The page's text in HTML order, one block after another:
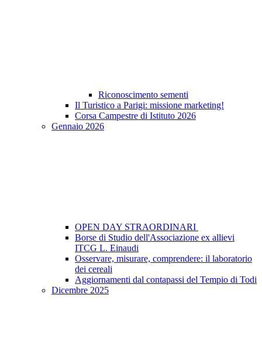
Riconoscimento sementi
Il Turistico a Parigi: missione marketing!
Corsa Campestre di Istituto 2026
Gennaio 2026
OPEN DAY STRAORDINARI
Borse di Studio dell'Associazione ex allievi
ITCG L. Einaudi
Osservare, misurare, comprendere: il laboratorio
dei cereali
Aggiornamenti dal contapassi del Tempio di Todi
Dicembre 2025